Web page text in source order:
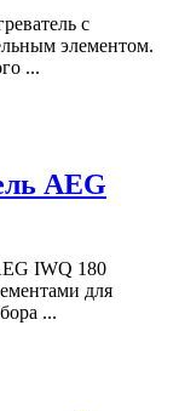
с
элементом.
...
AEG
IWQ 180
для
...